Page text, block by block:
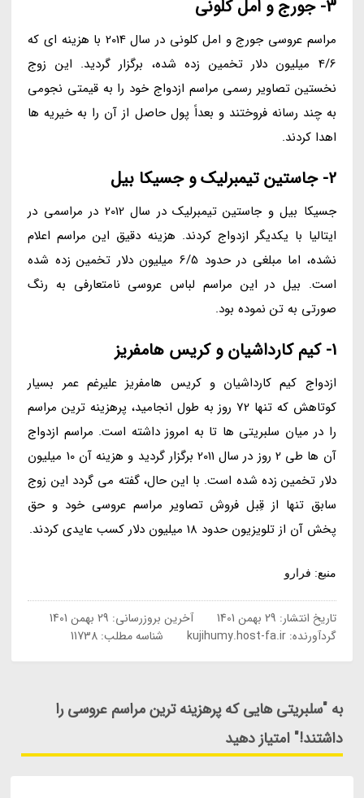
3- جورج و امل کلونی
مراسم عروسی جورج و امل کلونی در سال 2014 با هزینه ای که
4/6 میلیون دلار تخمین زده شده، برگزار گردید. این زوج
نخستین تصاویر رسمی مراسم ازدواج خود را به قیمتی نجومی
به چند رسانه فروختند و بعداً پول حاصل از آن را به خیریه ها
اهدا کردند.
2- جاستین تیمبرلیک و جسیکا بیل
جسیکا بیل و جاستین تیمبرلیک در سال 2012 در مراسمی در
ایتالیا با یکدیگر ازدواج کردند. هزینه دقیق این مراسم اعلام
نشده، اما مبلغی در حدود 6/5 میلیون دلار تخمین زده شده
است. بیل در این مراسم لباس عروسی نامتعارفی به رنگ
صورتی به تن نموده بود.
1- کیم کارداشیان و کریس هامفریز
ازدواج کیم کارداشیان و کریس هامفریز علیرغم عمر بسیار
کوتاهش که تنها 72 روز به طول انجامید، پرهزینه ترین مراسم
را در میان سلبریتی ها تا به امروز داشته است. مراسم ازدواج
آن ها طی 2 روز در سال 2011 برگزار گردید و هزینه آن 10 میلیون
دلار تخمین زده شده است. با این حال، گفته می گردد این زوج
سابق تنها از قِبل فروش تصاویر مراسم عروسی خود و حق
پخش آن از تلویزیون حدود 18 میلیون دلار کسب عایدی کردند.
منبع: فرارو
تاریخ انتشار: 29 بهمن 1401 آخرین بروزرسانی: 29 بهمن 1401
گردآورنده:kujihumy.host-fa.ir شناسه مطلب: 11738
به "سلبریتی هایی که پرهزینه ترین مراسم عروسی را
داشتند!" امتیاز دهید